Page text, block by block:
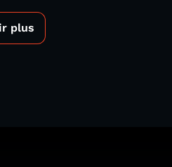
plus